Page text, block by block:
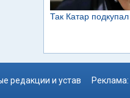
редакции и устав Реклама: